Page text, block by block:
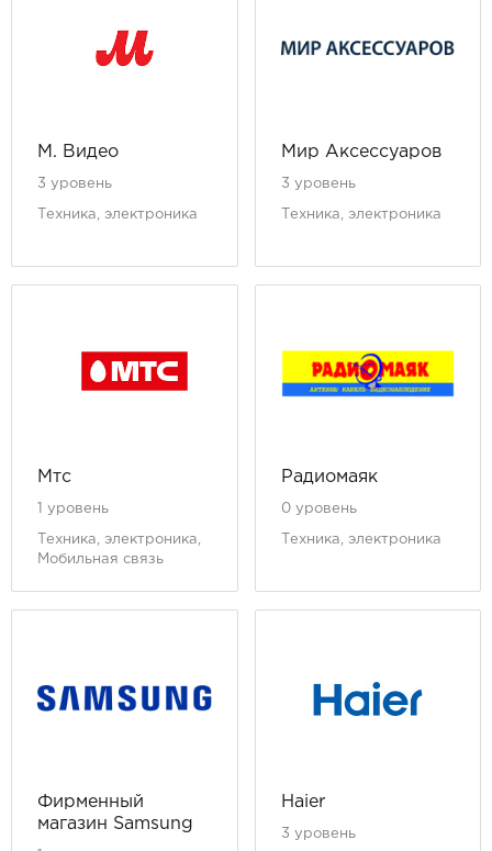
М. Видео
3 уровень
Техника, электроника
Мир Аксессуаров
3 уровень
Техника, электроника
Мтс
1 уровень
Техника, электроника,
Мобильная связь
Радиомаяк
0 уровень
Техника, электроника
Фирменный
магазин Samsung
Haier
3 уровень